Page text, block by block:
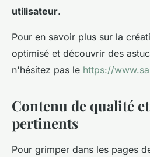
utilisateur.
Pour en savoir plus sur la
optimisé et découvrir des
n'hésitez pas le https://
Contenu de qualité
pertinents
Pour grimper dans les pages